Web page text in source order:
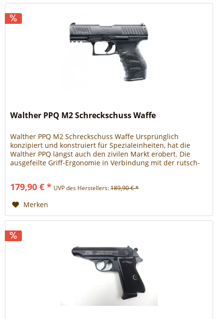
Walther PPQ M2 Schreckschuss Waffe
Walther PPQ M2 Schreckschuss Waffe Ursprünglich
konzipiert und konstruiert für Spezialeinheiten, hat die
Walther PPQ längst auch den zivilen Markt erobert. Die
ausgefeilte Griff-Ergonomie in Verbindung mit der rutsch-
Walther PPQ nicht nur für den professionellen Einsatz...
179,90 € * UVP des Herstellers:189,90 € *
Merken